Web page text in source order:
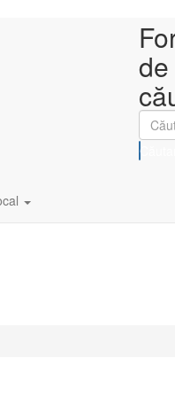
de
Căutare